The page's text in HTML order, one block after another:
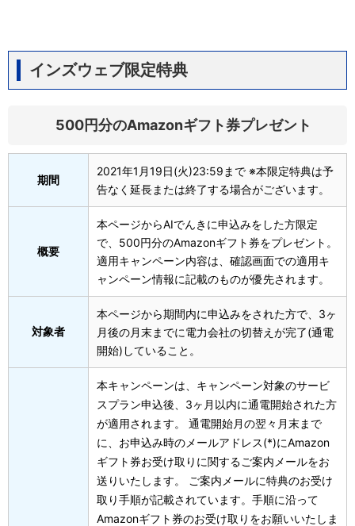
インズウェブ限定特典
500円分のAmazonギフト券プレゼント
期間
2021年1月19日(火)23:59まで ※本限定特典は予
告なく延長または終了する場合がございます。
概要
本ページからAIでんきに申込みをした方限定
で、500円分のAmazonギフト券をプレゼント。
適用キャンペーン内容は、確認画面での適用キ
ャンペーン情報に記載のものが優先されます。
対象者
本ページから期間内に申込みをされた方で、3ヶ
月後の月末までに電力会社の切替えが完了(通電
開始)していること。
本キャンペーンは、キャンペーン対象のサービ
スプラン申込後、3ヶ月以内に通電開始された方
が適用されます。 通電開始月の翌々月末まで
に、お申込み時のメールアドレス(*)にAmazon
ギフト券お受け取りに関するご案内メールをお
送りいたします。 ご案内メールに特典のお受け
取り手順が記載されています。手順に沿って
Amazonギフト券のお受け取りをお願いいたしま